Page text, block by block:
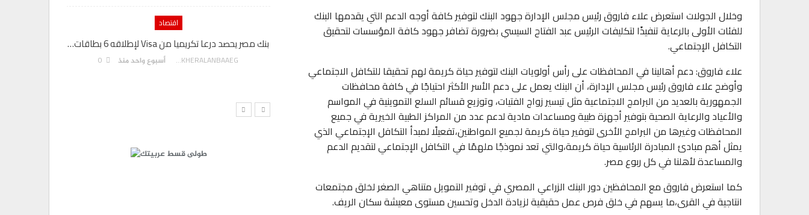
وخلال الجولات استعرض علاء فاروق رئيس مجلس الإدارة جهود البنك لتوفير كافة أوجه الدعم التي يقدمها البنك
للفئات الأولى بالرعاية تنفيذًا لتكليفات الرئيس عبد الفتاح السيسي بضرورة تضافر جهود كافة المؤسسات لتحقيق
التكافل الإجتماعي.
علاء فاروق: دعم أهالينا في المحافظات على رأس أولويات البنك لتوفير حياة كريمة لهم تحقيقا للتكافل الاجتماعي
وأوضح علاء فاروق رئيس مجلس الإدارة، أن البنك يعمل على دعم الأسر الأكثر احتياجًا في كافة محافظات
الجمهورية بالعديد من البرامج الاجتماعية مثل تيسير زواج الفتيات، وتوزيع قسائم السلع التموينية في المواسم
والأعياد والرعاية الصحية بتوفير أجهزة طبية ومساعدات مادية لدعم عدد من المراكز الطبية الخيرية في جميع
المحافظات وغيرها من البرامج الأخرى لتوفير حياة كريمة لجميع المواطنين،تفعيلًا لمبدأ التكافل الإجتماعي الذي
يمثل أهم مبادئ المبادرة الرئاسية حياة كريمة،والتي تعد نموذجًا ملهمًا في التكافل الإجتماعي لتقديم الدعم
والمساعدة لأهلنا في كل ربوع مصر.
كما استعرض فاروق مع المحافظين دور البنك الزراعي المصري في توفير التمويل متناهي الصغر لخلق مجتمعات
انتاجية في القرى،ما يسهم في خلق فرص عمل حقيقية لزيادة الدخل وتحسين مستوى معيشة سكان الريف.
تقارير
رئيس المكتب التنفيذي للمجلس العربي للاختصاصات
الصحية…
AKHERALANBAAEG أسبوع واحد منذ 0
تقارير اقتصاد
بنك مصر يحصد درعا تكريميا من Visa لإطلاقه 6 بطاقات…
AKHERALANBAAEG أسبوع واحد منذ